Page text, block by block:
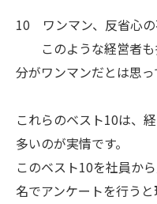
10 ワンマン、反省心
このような経営者も
分がワンマンだとは思
これらのベスト10は、
多いのが実情です。
このベスト10を社員か
名でアンケートを行うと